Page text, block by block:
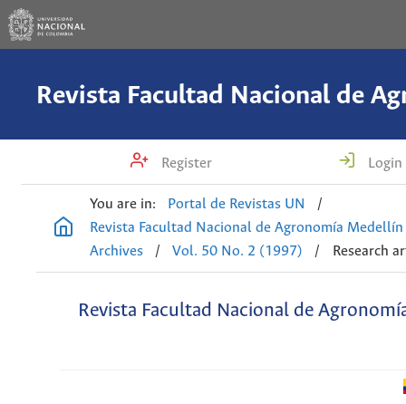
Register Login
You are in: Portal de Revistas UN
/
Revista Facultad Nacional de Agronomía Medellín
Archives
/ Vol. 50 No. 2 (1997) / Research
Revista Facultad Nacional de